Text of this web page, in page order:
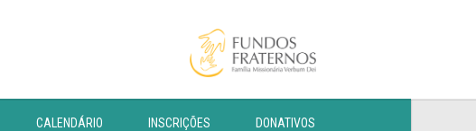
CALENDÁRIO INSCRIÇÕES DONATIVOS